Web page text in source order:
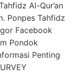
Al-Qur’an
Ponpes Tahfidz
Facebook
Pondok
Penting